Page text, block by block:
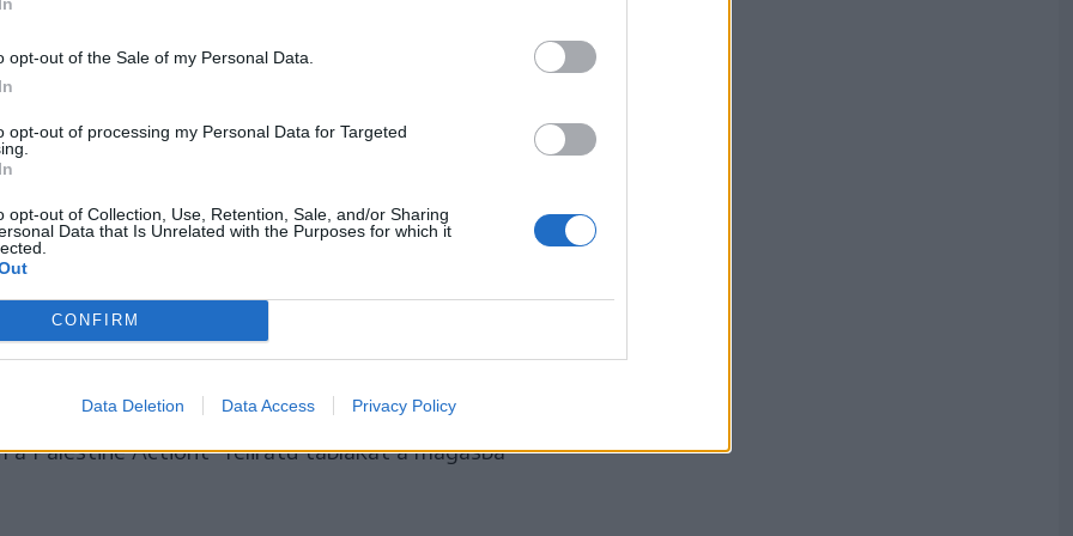
opt-out of the Sale of my Personal Data.
opt-out of processing my Personal Data for Targeted
opt-out of Collection, Use, Retention, Sale, and/or Sharing
Data that Is Unrelated with the Purposes for which it
CONFIRM
Data Deletion Data Access Privacy Policy
üzemanyaggal és ,,fegyvereket szállítanak a
Nagy-Britannia a szervezet szerint így
ellenére – szervezők
1500-an tüntettek a londoni
téren a palesztinpárti
a Palestine Actiont” feliratú táblákat a magasba